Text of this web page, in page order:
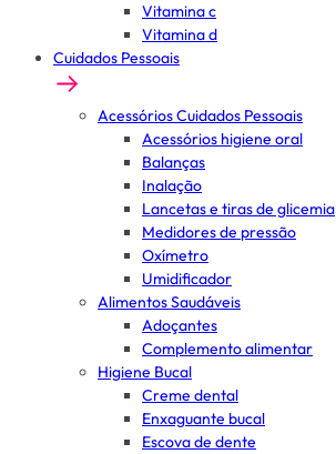
Vitamina c
Vitamina d
Cuidados Pessoais
Acessórios Cuidados Pessoais
Acessórios higiene oral
Balanças
Inalação
Lancetas e tiras de glicemia
Medidores de pressão
Oxímetro
Umidificador
Alimentos Saudáveis
Adoçantes
Complemento alimentar
Higiene Bucal
Creme dental
Enxaguante bucal
Escova de dente